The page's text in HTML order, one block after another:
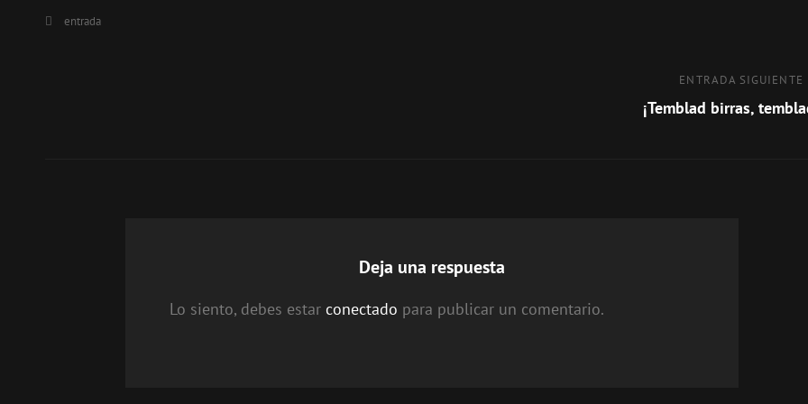
Categorías
entrada
Entrada
siguiente
ENTRADA SIGUIENTE
¡Temblad birras,
Deja una respuesta
Lo siento, debes estar conectado para publicar un comentario.